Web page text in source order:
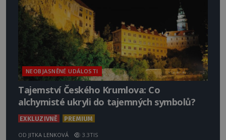
NEOBJASNĚNÉ UDÁLOSTI
Tajemství Českého Krumlova: Co
alchymisté ukryli do tajemných symbolů?
EXKLUZIVNĚ PREMIUM
OD JITKA LENKOVÁ 3.3TIS